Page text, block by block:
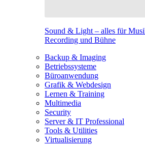
Sound & Light – alles für
Recording und Bühne
Backup & Imaging
Betriebssysteme
Büroanwendung
Grafik & Webdesign
Lernen & Training
Multimedia
Security
Server & IT Professional
Tools & Utilities
Virtualisierung